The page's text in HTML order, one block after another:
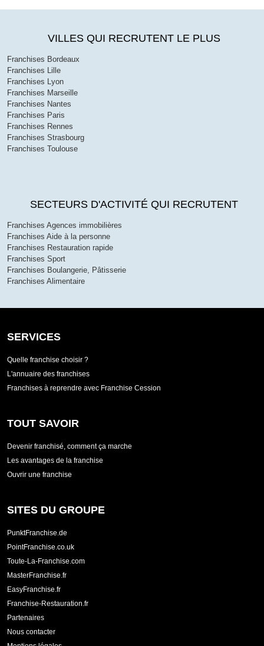
VILLES QUI RECRUTENT LE PLUS
Franchises Bordeaux
Franchises Lille
Franchises Lyon
Franchises Marseille
Franchises Nantes
Franchises Paris
Franchises Rennes
Franchises Strasbourg
Franchises Toulouse
SECTEURS D'ACTIVITÉ QUI RECRUTENT
Franchises Agences immobilières
Franchises Aide à la personne
Franchises Restauration rapide
Franchises Sport
Franchises Boulangerie, Pâtisserie
Franchises Alimentaire
SERVICES
Quelle franchise choisir ?
L'annuaire des franchises
Franchises à reprendre avec Franchise Cession
TOUT SAVOIR
Devenir franchisé, comment ça marche
Les avantages de la franchise
Ouvrir une franchise
SITES DU GROUPE
PunktFranchise.de
PointFranchise.co.uk
Toute-La-Franchise.com
MasterFranchise.fr
EasyFranchise.fr
Franchise-Restauration.fr
Partenaires
Nous contacter